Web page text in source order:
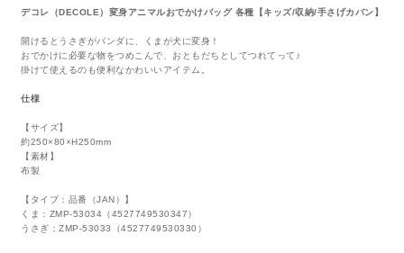
デコレ（DECOLE）変身アニマルおでかけバッグ 各種【キッズ/収納/手さげカバン】
開けるとうさぎがパンダに、くまが犬に変身！
おでかけに必要な物をつめこんで、おともだちとしてつれてって♪
掛けて使えるのも便利なかわいいアイテム。
仕様
【サイズ】
約250×80×H250mm
【素材】
布製
【タイプ：品番（JAN）】
くま：ZMP-53034（4527749530347）
うさぎ：ZMP-53033（4527749530330）